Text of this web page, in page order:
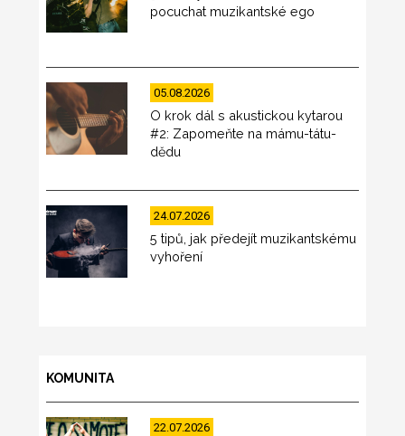
pocuchat muzikantské ego
05.08.2026
O krok dál s akustickou kytarou
#2: Zapomeňte na mámu-tátu-
dědu
24.07.2026
5 tipů, jak předejít muzikantskému
vyhoření
KOMUNITA
22.07.2026